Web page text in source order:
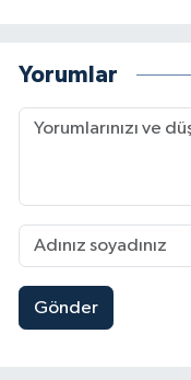
Yorumlar
Gönder